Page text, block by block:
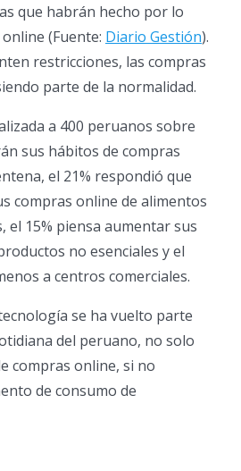
que habrán hecho por lo
(Fuente: Diario Gestión).
restricciones, las compras
parte de la normalidad.
a 400 peruanos sobre
sus hábitos de compras
el 21% respondió que
compras online de alimentos
el 15% piensa aumentar sus
no esenciales y el
a centros comerciales.
se ha vuelto parte
del peruano, no solo
compras online, si no
de consumo de